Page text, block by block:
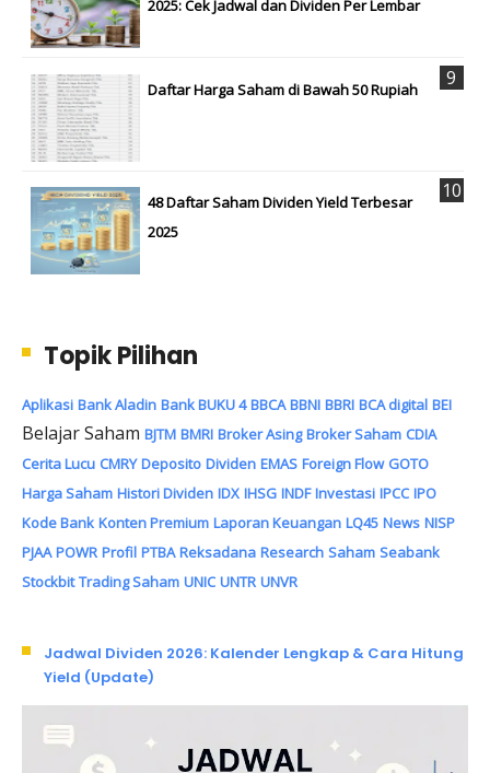
2025: Cek Jadwal dan Dividen Per Lembar
Daftar Harga Saham di Bawah 50 Rupiah
48 Daftar Saham Dividen Yield Terbesar
2025
Topik Pilihan
Aplikasi Bank Aladin Bank BUKU 4 BBCA BBNI BBRI BCA digital BEI
Belajar Saham BJTM BMRI Broker Asing Broker Saham CDIA
Cerita Lucu CMRY Deposito Dividen EMAS Foreign Flow GOTO
Harga Saham Histori Dividen IDX IHSG INDF Investasi IPCC IPO
Kode Bank Konten Premium Laporan Keuangan LQ45 News NISP
PJAA POWR Profil PTBA Reksadana Research Saham Seabank
Stockbit Trading Saham UNIC UNTR UNVR
Jadwal Dividen 2026: Kalender Lengkap & Cara Hitung
Yield (Update)